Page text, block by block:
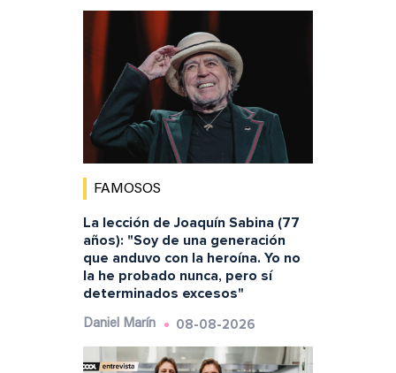
FAMOSOS
La lección de Joaquín Sabina (77
años): "Soy de una generación
que anduvo con la heroína. Yo no
la he probado nunca, pero sí
determinados excesos"
Daniel Marín 08-08-2026